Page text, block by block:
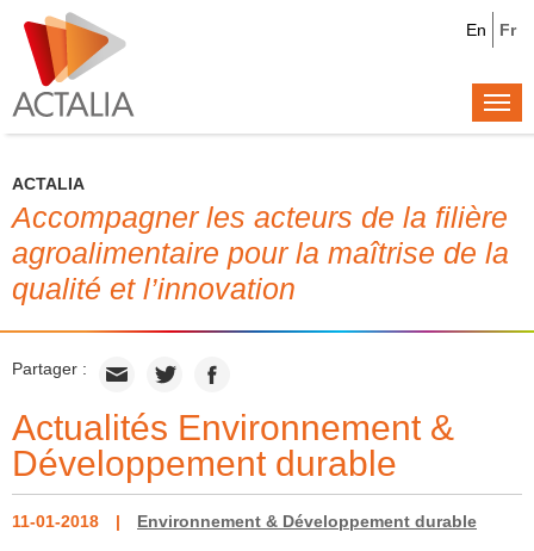
Fr
En
ACTALIA
Accompagner les acteurs de la filière
agroalimentaire pour la maîtrise de la
qualité et l’innovation
Partager :
Actualités Environnement &
Développement durable
11-01-2018 Environnement & Développement durable